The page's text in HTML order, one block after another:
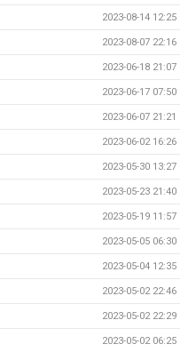
2023-08-14 12:25
2023-08-07 22:16
2023-06-18 21:07
2023-06-17 07:50
2023-06-07 21:21
2023-06-02 16:26
2023-05-30 13:27
2023-05-23 21:40
2023-05-19 11:57
2023-05-05 06:30
2023-05-04 12:35
2023-05-02 22:46
2023-05-02 22:29
2023-05-02 06:25